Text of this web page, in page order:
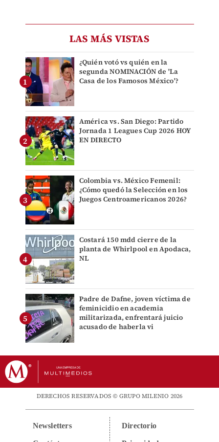
LAS MÁS VISTAS
¿Quién votó vs quién en la
segunda NOMINACIÓN de 'La
Casa de los Famosos México'?
América vs. San Diego: Partido
Jornada 1 Leagues Cup 2026 HOY
EN DIRECTO
Colombia vs. México Femenil:
¿Cómo quedó la Selección en los
Juegos Centroamericanos 2026?
Costará 150 mdd cierre de la
planta de Whirlpool en Apodaca,
NL
Padre de Dafne, joven víctima de
feminicidio en academia
militarizada, enfrentará juicio
acusado de haberla vi
DERECHOS RESERVADOS © GRUPO MILENIO 2026
Newsletters Directorio